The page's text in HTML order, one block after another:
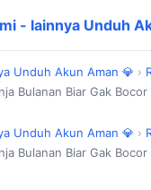
Unduh Akun Aman 💎 ›
Bulanan Biar Gak Bocor
Unduh Akun Aman 💎 ›
Bulanan Biar Gak Bocor